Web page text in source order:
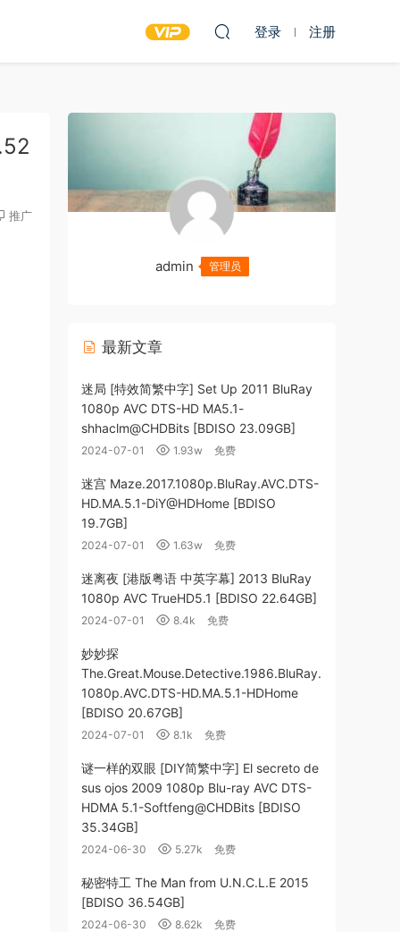
登录 注册
推广
admin 管理员
最新文章
迷局 [特效简繁中字] Set Up 2011 BluRay
1080p AVC DTS-HD MA5.1-
shhaclm@CHDBits [BDISO 23.09GB]
2024-07-01 1.93w 免费
迷宫 Maze.2017.1080p.BluRay.AVC.DTS-
HD.MA.5.1-DiY@HDHome [BDISO
19.7GB]
2024-07-01 1.63w 免费
迷离夜 [港版粤语 中英字幕] 2013 BluRay
1080p AVC TrueHD5.1 [BDISO 22.64GB]
2024-07-01 8.4k 免费
妙妙探
The.Great.Mouse.Detective.1986.BluRay.
1080p.AVC.DTS-HD.MA.5.1-HDHome
[BDISO 20.67GB]
2024-07-01 8.1k 免费
谜一样的双眼 [DIY简繁中字] El secreto de
sus ojos 2009 1080p Blu-ray AVC DTS-
HDMA 5.1-Softfeng@CHDBits [BDISO
35.34GB]
2024-06-30 5.27k 免费
秘密特工 The Man from U.N.C.L.E 2015
[BDISO 36.54GB]
2024-06-30 8.62k 免费